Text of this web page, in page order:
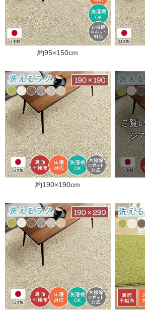
約95×150cm
約190×190cm